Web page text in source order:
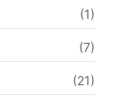
(1)
(7)
(21)